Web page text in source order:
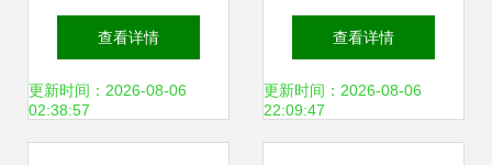
来 云祺科技《新兴
能源技术研发》客
查看详情
更新时间：2026-08-06
02:38:57
技术驱动，研发加
码，构建长期价值
查看详情
更新时间：2026-08-06
22:09:47